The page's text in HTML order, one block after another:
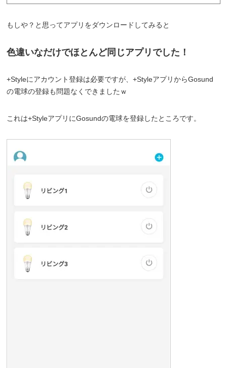
もしや？と思ってアプリをダウンロードしてみると
色違いなだけでほとんど同じアプリでした！
+Styleにアカウント登録は必要ですが、+StyleアプリからGosund
の電球の登録も問題なくできましたｗ
これは+StyleアプリにGosundの電球を登録したところです。